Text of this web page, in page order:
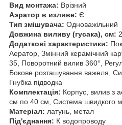
Вид монтажа: Врізний
Аэратор в изливе: Є
Тип змішувача: Одноважільний
Довжина виливу (гусака), см:
Додаткові характеристики:
Аератор, Змінний керамічний
35, Поворотний вилив 360°,
Бокове розташування важеля,
Гнубка підводка
Комплектація: Корпус, вилив з
см по 40 см, Система швидкого
Матеріал: латунь, метал
Під'єднання: К водопроводу